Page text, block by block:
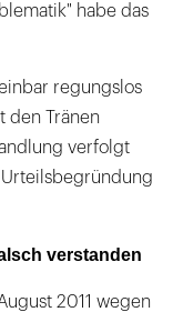
habe das
regungslos
den Tränen
verfolgt
verstanden
2011 wegen